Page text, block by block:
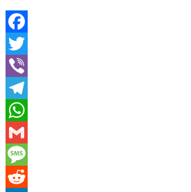
Facebook
Twitter
Viber
Telegram
WhatsApp
Gmail
Message